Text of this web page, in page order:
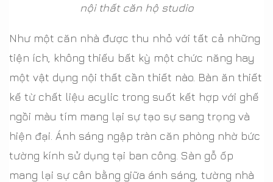
nội thất căn hộ studio
Như một căn nhà được thu nhỏ với tất cả những
tiện ích, không thiếu bất kỳ một chức năng hay
một vật dụng nội thất cần thiết nào. Bàn ăn thiết
kế từ chất liệu acylic trong suốt kết hợp với ghế
ngồi màu tím mang lại sự tạo sự sang trọng và
hiện đại. Ánh sáng ngập tràn căn phòng nhờ bức
tường kính sử dụng tại ban công. Sàn gỗ ốp
mang lại sự cân bằng giữa ánh sáng, tường nhà